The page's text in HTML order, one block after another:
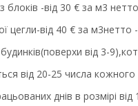
блоків -від 30 € за м3
цегли-від 40 € за м3нетто
від 3-
від 20-25 числа кожного
днів в розмірі від